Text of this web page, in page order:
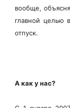
вообще,
главной целью
отпуск.
А как у нас?